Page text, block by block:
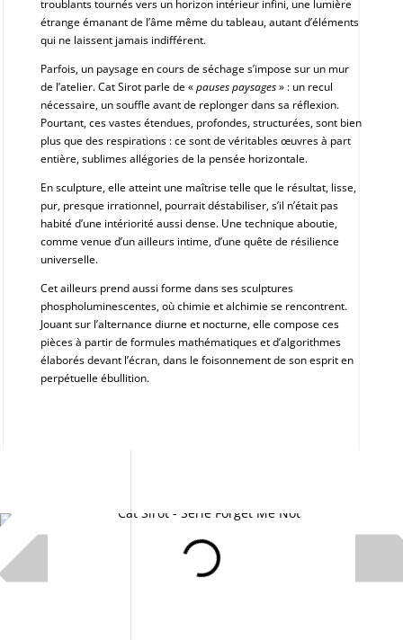
troublants tournés vers un horizon intérieur infini, une lumière
étrange émanant de l’âme même du tableau, autant d’éléments
qui ne laissent jamais indifférent.
Parfois, un paysage en cours de séchage s’impose sur un mur
de l’atelier. Cat Sirot parle de «pauses paysages» : un recul
nécessaire, un souffle avant de replonger dans sa réflexion.
Pourtant, ces vastes étendues, profondes, structurées, sont bien
plus que des respirations : ce sont de véritables œuvres à part
entière, sublimes allégories de la pensée horizontale.
En sculpture, elle atteint une maîtrise telle que le résultat, lisse,
pur, presque irrationnel, pourrait déstabiliser, s’il n’était pas
habité d’une intériorité aussi dense. Une technique aboutie,
comme venue d’un ailleurs intime, d’une quête de résilience
universelle.
Cet ailleurs prend aussi forme dans ses sculptures
phospholuminescentes, où chimie et alchimie se rencontrent.
Jouant sur l’alternance diurne et nocturne, elle compose ces
pièces à partir de formules mathématiques et d’algorithmes
élaborés devant l’écran, dans le foisonnement de son esprit en
perpétuelle ébullition.